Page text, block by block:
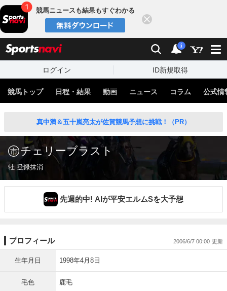
競馬ニュースも結果もすぐわかる
検索 通知
i
ログイン ID新規取得
競馬トップ 日程・結果 動画 ニュース コラム 公式情
真中満＆五十嵐亮太が佐賀競馬予想に挑戦！（PR）
チェリーブラスト
牡 登録抹消
先週的中! AIが平安エルムSを大予想
プロフィール 2006/6/7 00:00
生年月日 1998年4月8日
毛色 鹿毛